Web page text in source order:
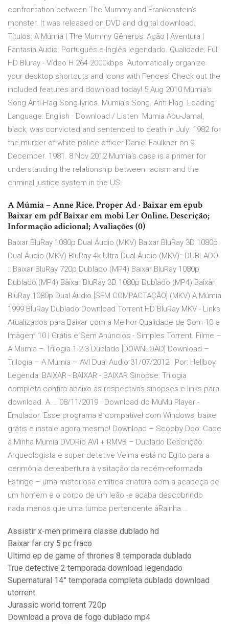
confrontation between The Mummy and Frankenstein's
monster. It was released on DVD and digital download.
Títulos: A Múmia | The Mummy Gêneros: Ação | Aventura |
Fantasia Audio: Português e Inglês legendado. Qualidade: Full
HD Bluray - Vídeo H.264 2000kbps Automatically organize
your desktop shortcuts and icons with Fences! Check out the
included features and download today! 5 Aug 2010 Mumia's
Song Anti-Flag Song lyrics. Mumia's Song. Anti-Flag. Loading
Language: English · Download / Listen Mumia Abu-Jamal,
black, was convicted and sentenced to death in July. 1982 for
the murder of white police officer Daniel Faulkner on 9
December. 1981. 8 Nov 2012 Mumia's case is a primer for
understanding the relationship between racism and the
criminal justice system in the US.
A Múmia – Anne Rice. Proper Ad · Baixar em epub
Baixar em pdf Baixar em mobi Ler Online. Descrição;
Informação adicional; Avaliações (0)
Baixar BluRay 1080p Dual Áudio (MKV) Baixar BluRay 3D 1080p
Dual Áudio (MKV) BluRay 4k Ultra Dual Áudio (MKV):: DUBLADO
:: Baixar BluRay 720p Dublado (MP4) Baixar BluRay 1080p
Dublado (MP4) Baixar BluRay 3D 1080p Dublado (MP4) Baixar
BluRay 1080p Dual Áudio [SEM COMPACTAÇÃO] (MKV) A Múmia
1999 BluRay Dublado Download Torrent HD BluRay MKV - Links
Atualizados para Baixar com a Melhor Qualidade de Som 10 e
Imagem 10 | Grátis e Sem Anúncios - Simples Torrent. Filme –
A Mumia – Trilogia 1-2-3 Dublado [DOWNLOAD] Download –
Trilogia – A Mumia – AVI Dual Audio 31/07/2012 | Por: Hellboy
Legenda: BAIXAR - BAIXAR - BAIXAR Sinopse: Trilogia
completa confira abaixo as respectivas sinopses e links para
download. A … 08/11/2019 · Download do MuMu Player -
Emulador. Esse programa é compatível com Windows, baixe
grátis e instale agora mesmo! Download – Scooby Doo: Cade
a Minha Mumia DVDRip AVI + RMVB – Dublado Descrição:
Arqueologista e super detetive Velma está no Egito para a
cerimônia dereabertura à visitação da recém-reformada
Esfinge – uma misteriosa emítica criatura com a acabeça de
um homem e o corpo de um leão -e acaba descobrindo
nada menos que uma tumba pertencente àRainha …
Assistir x-men primeira classe dublado hd
Baixar far cry 5 pc fraco
Ultimo ep de game of thrones 8 temporada dublado
True detective 2 temporada download legendado
Supernatural 14° temporada completa dublado download
utorrent
Jurassic world torrent 720p
Download a prova de fogo dublado mp4